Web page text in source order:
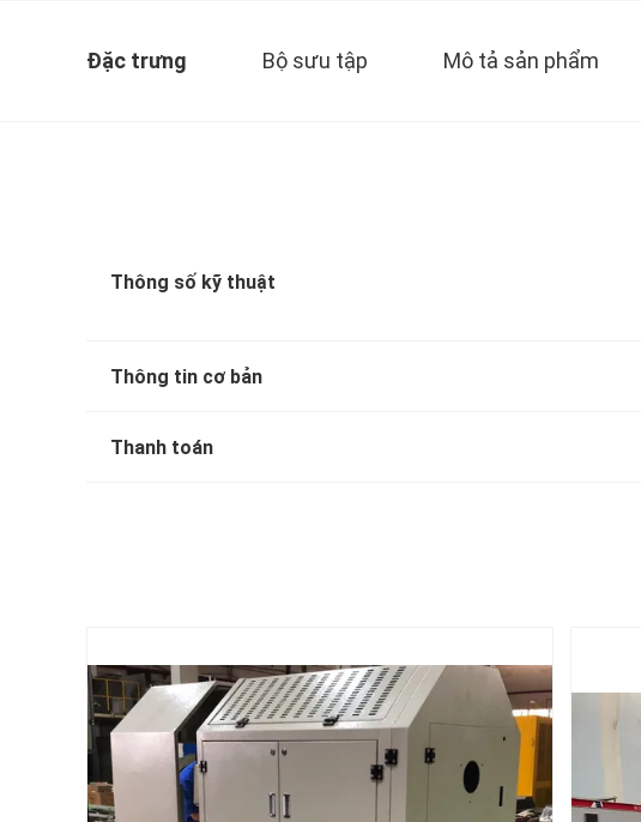
Đặc trưng Bộ sưu tập Mô tả sản phẩm
Thông số kỹ thuật
Thông tin cơ bản
Thanh toán